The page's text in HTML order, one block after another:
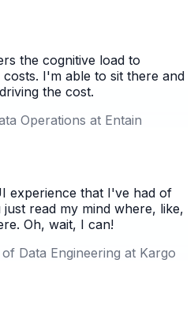
the cognitive load to
I'm able to sit there and
the cost.
Operations at Entain
experience that I've had of
read my mind where, like,
Oh, wait, I can!
Data Engineering at Kargo